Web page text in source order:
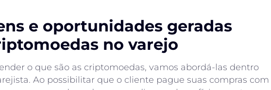
e oportunidades geradas
no varejo
o que são as criptomoedas, vamos abordá-las dentro
Ao possibilitar que o cliente pague suas compras com